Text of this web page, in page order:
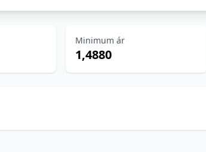
Minimum ár
1,4880